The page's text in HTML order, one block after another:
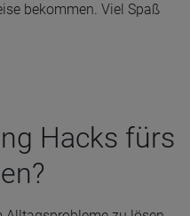
bekommen. Viel Spaß
Hacks fürs